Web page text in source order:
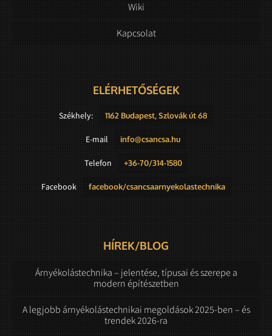
Wiki
Kapcsolat
ELÉRHETŐSÉGEK
Székhely: 1162 Budapest, Szlovák út 68
E-mail info@csancsa.hu
Telefon +36-70/314-1580
Facebook facebook/csancsaarnyekolastechnika
HÍREK/BLOG
Árnyékolástechnika – jelentése, típusai és szerepe a
modern építészetben
A legjobb árnyékolástechnikai megoldások 2025-ben – és
trendek 2026-ra